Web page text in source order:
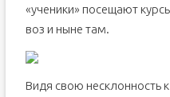
«ученики» посещают
воз и ныне там.
Видя свою несклонность